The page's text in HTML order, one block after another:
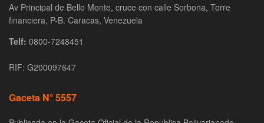
Av Principal de Bello Monte, cruce con calle Sorbona, Torre
financiera, P-B. Caracas, Venezuela
Telf: 0800-7248451
RIF: G200097647
Gaceta N° 5557